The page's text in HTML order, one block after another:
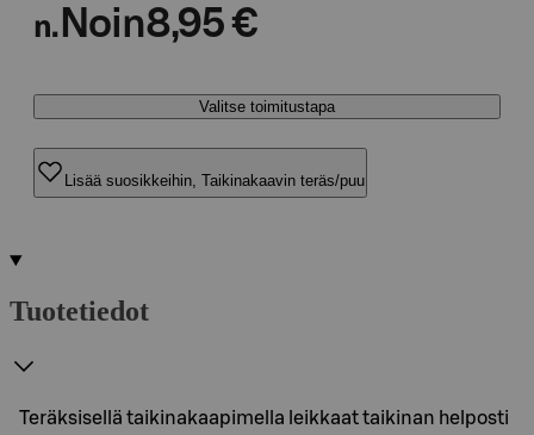
n. Noin8,95 €
Valitse toimitustapa
Lisää suosikkeihin, Taikinakaavin teräs/puu
Tuotetiedot
Teräksisellä taikinakaapimella leikkaat taikinan helposti